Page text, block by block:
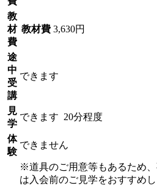
教
材
費
教材費 3,630円
途
中
受
講
できます
見
学
できます 20分程度
体
験
できません
※道具のご用意等もあるため
は入会前のご見学をおすすめ